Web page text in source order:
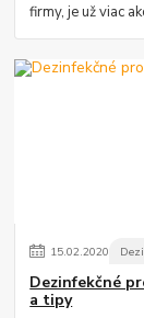
firmy, je už viac
15.02.2020
Dezinfekčné
a tipy